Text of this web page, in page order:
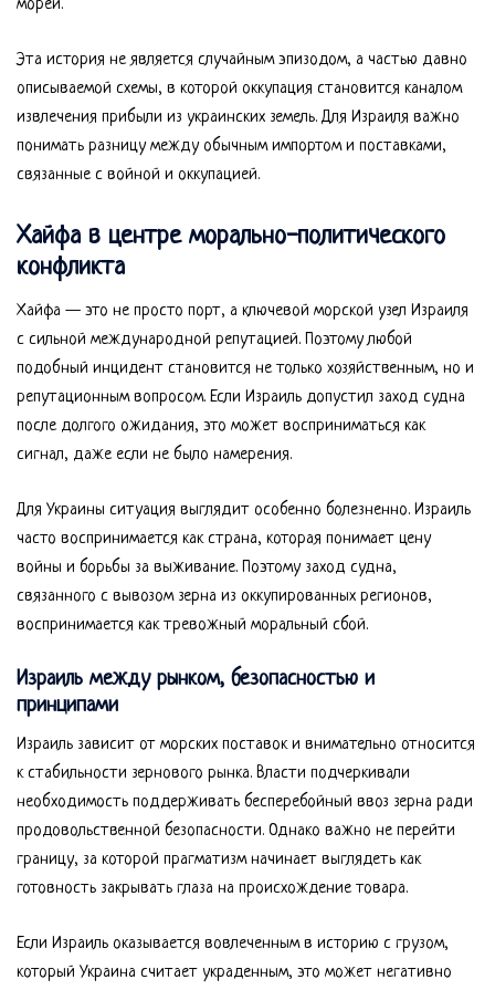
морей.
Эта история не является случайным эпизодом, а частью давно
описываемой схемы, в которой оккупация становится каналом
извлечения прибыли из украинских земель. Для Израиля важно
понимать разницу между обычным импортом и поставками,
связанные с войной и оккупацией.
Хайфа в центре морально-политического
конфликта
Хайфа — это не просто порт, а ключевой морской узел Израиля
с сильной международной репутацией. Поэтому любой
подобный инцидент становится не только хозяйственным, но и
репутационным вопросом. Если Израиль допустил заход судна
после долгого ожидания, это может восприниматься как
сигнал, даже если не было намерения.
Для Украины ситуация выглядит особенно болезненно. Израиль
часто воспринимается как страна, которая понимает цену
войны и борьбы за выживание. Поэтому заход судна,
связанного с вывозом зерна из оккупированных регионов,
воспринимается как тревожный моральный сбой.
Израиль между рынком, безопасностью и
принципами
Израиль зависит от морских поставок и внимательно относится
к стабильности зернового рынка. Власти подчеркивали
необходимость поддерживать бесперебойный ввоз зерна ради
продовольственной безопасности. Однако важно не перейти
границу, за которой прагматизм начинает выглядеть как
готовность закрывать глаза на происхождение товара.
Если Израиль оказывается вовлеченным в историю с грузом,
который Украина считает украденным, это может негативно